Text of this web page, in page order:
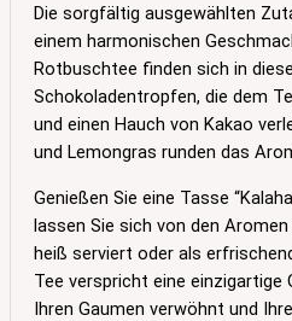
Die sorgfältig ausgewählten
einem harmonischen
Rotbuschtee finden sich in
Schokoladentropfen, die dem
und einen Hauch von Kakao
und Lemongras runden das
Genießen Sie eine Tasse
lassen Sie sich von den
heiß serviert oder als
Tee verspricht eine einzigartige
Ihren Gaumen verwöhnt und